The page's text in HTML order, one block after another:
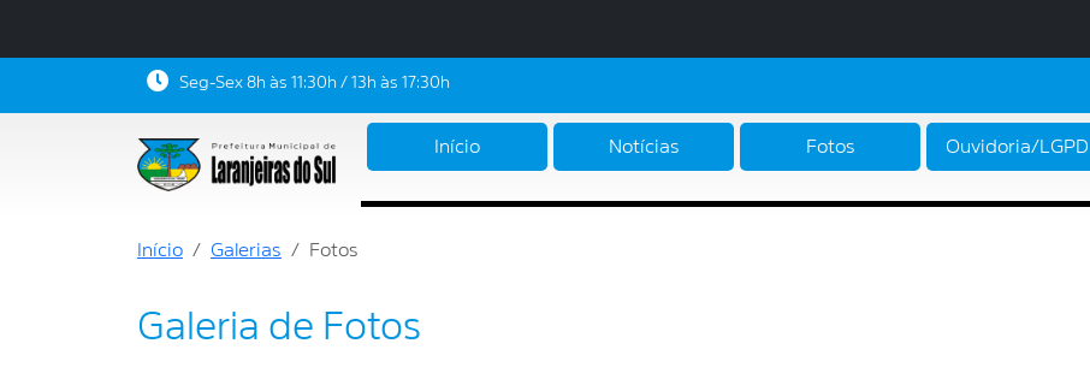
Seg-Sex 8h às 11:30h / 13h às 17:30h
Início Notícias Fotos Ouvidoria/LGPD
Início Galerias Fotos
Galeria de Fotos